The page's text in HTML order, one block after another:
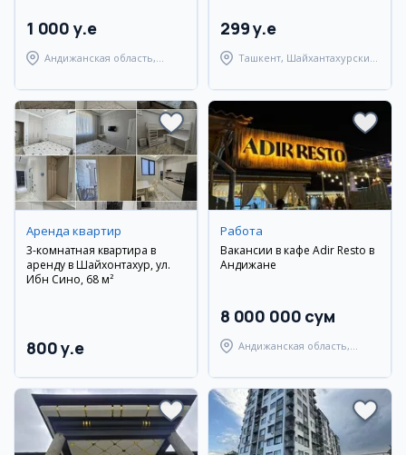
1 000 y.e
Андижанская область,
299 y.e
Ташкент, Шайхантахурский
Аренда квартир
3-комнатная квартира в
аренду в Шайхонтахур, ул.
Ибн Сино, 68 м²
800 y.e
Работа
Вакансии в кафе Adir Resto в
Андижане
8 000 000 сум
Андижанская область,